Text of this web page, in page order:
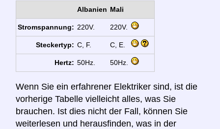
Albanien Mali
Stromspannung: 220V. 220V.
Steckertyp: C, F. C, E.
Hertz: 50Hz. 50Hz.
Wenn Sie ein erfahrener Elektriker sind, ist die
vorherige Tabelle vielleicht alles, was Sie
brauchen. Ist dies nicht der Fall, können Sie
weiterlesen und herausfinden, was in der